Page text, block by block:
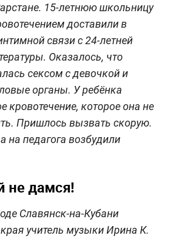
15-летнюю школьницу
доставили в
связи с 24-летней
Оказалось, что
сексом с девочкой и
органы. У ребёнка
кровотечение, которое она не
Пришлось вызвать скорую.
на педагога возбудили
не дамся!
Славянск-на-Кубани
учитель музыки Ирина К.